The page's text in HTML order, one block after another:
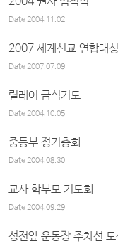
Date2004.11.02
2007 세계선교 연합대
Date2007.07.09
릴레이 금식기도
Date2004.10.05
중등부 정기총회
Date2004.08.30
교사 학부모 기도회
Date2004.09.29
성전앞 운동장 주차선 도